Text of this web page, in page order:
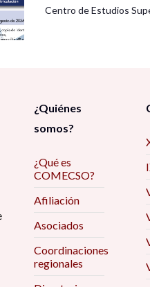
trabajo y expresiones
Valerdi González
la industria automotriz y su
crisis. Monopolios de
Centro de Estudios
¿Quiénes
somos?
¿Qué es
COMECSO?
Afiliación
Asociados
Coordinaciones
regionales